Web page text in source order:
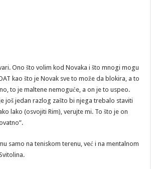
Ono što volim kod Novaka i što mnogi mogu
kao što je Novak sve to može da blokira, a to
to je maltene nemoguće, a on je to uspeo.
još jedan razlog zašto bi njega trebalo staviti
lako (osvojiti Rim), verujte mi. To što je on
samo na teniskom terenu, već i na mentalnom